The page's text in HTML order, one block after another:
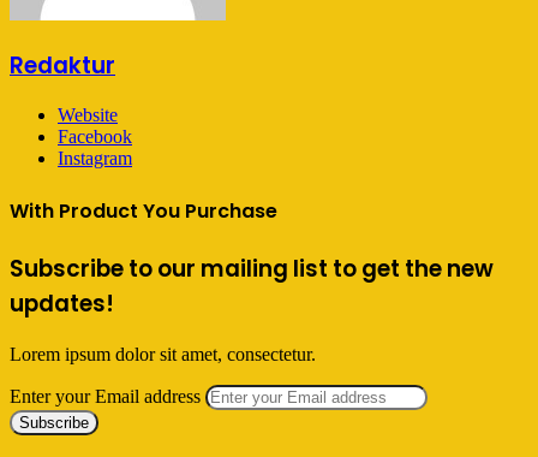
Redaktur
Website
Facebook
Instagram
With Product You Purchase
Subscribe to our mailing list to get the new
updates!
Lorem ipsum dolor sit amet, consectetur.
Enter your Email address